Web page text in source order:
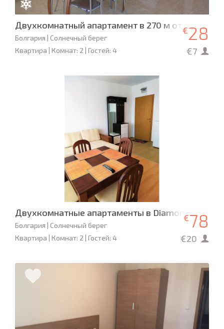
Двухкомнатный апартамент в 270 м от моря
Болгария | Солнечный берег
Квартира | Комнат: 2 | Гостей: 4
€28
€7
Двухкомнатные апартаменты в Diamond Bay
Болгария | Солнечный берег
Квартира | Комнат: 2 | Гостей: 4
€78
€20